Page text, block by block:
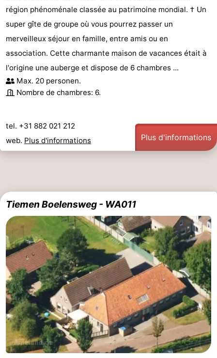
région phénoménale classée au patrimoine mondial. † Un
super gîte de groupe où vous pourrez passer un
merveilleux séjour en famille, entre amis ou en
association. Cette charmante maison de vacances était à
l'origine une auberge et dispose de 6 chambres ...
Max. 20 personen.
Nombre de chambres: 6.
tel. +31 882 021 212
web. Plus d'informations Plus d'informations
Tiemen Boelensweg - WA011